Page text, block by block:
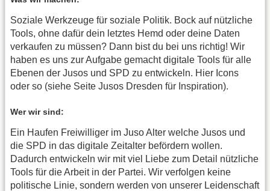
Soziale Werkzeuge für soziale Politik. Bock auf nützliche
Tools, ohne dafür dein letztes Hemd oder deine Daten
verkaufen zu müssen? Dann bist du bei uns richtig! Wir
haben es uns zur Aufgabe gemacht digitale Tools für alle
Ebenen der Jusos und SPD zu entwickeln. Hier Icons
oder so (siehe Seite Jusos Dresden für Inspiration).
Wer wir sind:
Ein Haufen Freiwilliger im Juso Alter welche Jusos und
die SPD in das digitale Zeitalter befördern wollen.
Dadurch entwickeln wir mit viel Liebe zum Detail nützliche
Tools für die Arbeit in der Partei. Wir verfolgen keine
politische Linie, sondern werden von unserer Leidenschaft